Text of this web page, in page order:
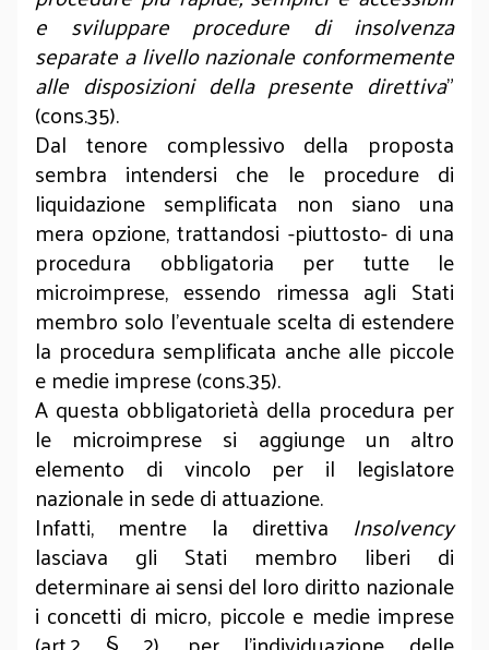
e sviluppare procedure di insolvenza
separate a livello nazionale conformemente
alle disposizioni della presente direttiva”
(cons.35).
Dal tenore complessivo della proposta
sembra intendersi che le procedure di
liquidazione semplificata non siano una
mera opzione, trattandosi -piuttosto- di una
procedura obbligatoria per tutte le
microimprese, essendo rimessa agli Stati
membro solo l’eventuale scelta di estendere
la procedura semplificata anche alle piccole
e medie imprese (cons.35).
A questa obbligatorietà della procedura per
le microimprese si aggiunge un altro
elemento di vincolo per il legislatore
nazionale in sede di attuazione.
Infatti, mentre la direttiva Insolvency
lasciava gli Stati membro liberi di
determinare ai sensi del loro diritto nazionale
i concetti di micro, piccole e medie imprese